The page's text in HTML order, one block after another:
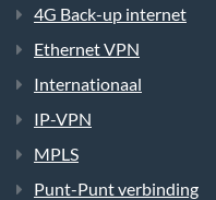
4G Back-up internet
Ethernet VPN
Internationaal
IP-VPN
MPLS
Punt-Punt verbinding